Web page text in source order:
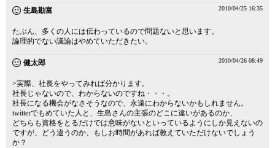
生島勘富 2010/04/25 16:35
たぶん、多くの人には伝わっているので問題ないと思います。
論理的でない議論はやめていただきたい。
健太郎 2010/04/26 08:49
>実際、社長をやってみれば分かります。
社長じゃないので、わからないのですね・・・。
社長になる機会がなさそうなので、永遠にわからないかもしれません。
twitterでもめていた人と、生島さんの主張のどこに違いがあるのか、
どちらも資格をとるだけでは意味がないといっているようにしか見えないの
ですが、どう違うのか、もしお時間があれば教えていただけないでしょう
か？